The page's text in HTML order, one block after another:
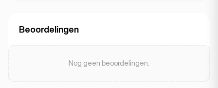
Beoordelingen
Nog geen beoordelingen.